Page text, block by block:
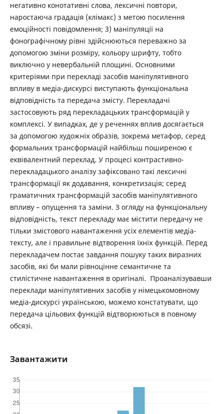
негативно конотативні слова, лексичні повтори,
наростаюча градація (клімакс) з метою посилення
емоційності повідомлення; 3) маніпуляції на
фонографічному рівні здійснюються переважно за
допомогою зміни розміру, кольору шрифту, тобто
виключно у невербальній площині. Основними
критеріями при перекладі засобів маніпулятивного
впливу в медіа-дискурсі виступають функціональна
відповідність та передача змісту. Перекладачі
застосовують ряд перекладацьких трансформацій у
комплексі. У випадках, де у реченнях вплив досягається
за допомогою художніх образів, зокрема метафор, серед
формальних трансформацій найбільш поширеною є
еквівалентний переклад. У процесі контрастивно-
перекладацького аналізу зафіксовано такі лексичні
трансформації як додавання, конкретизація; серед
граматичних трансформацій засобів маніпулятивного
впливу – опущення та заміни. З огляду на функціональну
відповідність, текст перекладу має містити передачу не
тільки змістового навантаження усіх елементів медіа-
тексту, але і правильне відтворення їхніх функцій. Перед
перекладачем постає завдання пошуку таких виразних
засобів, які би мали рівноцінне семантичне та
стилістичне навантаження в оригіналі. Проаналізувавши
переклади маніпулятивних засобів у німецькомовному
медіа-дискурсі українською, можемо констатувати, що
передача цільових функцій відтворюються в повному
обсязі.
Завантажити